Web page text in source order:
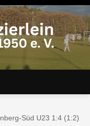
Süd U23 1:4 (1:2)